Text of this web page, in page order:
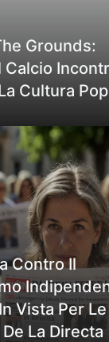
Grounds:
Calcio
Cultura Pop
Contro Il
Vista Per Le
La Directa